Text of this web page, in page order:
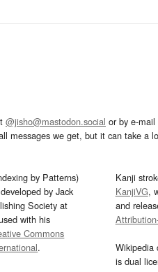
@jisho@mastodon.social or by e-mail
messages we get, but it can take a
by Patterns)
by Jack
Society at
with his
Commons
.
Kanji
KanjiVG,
and
Wikipedia
is dual